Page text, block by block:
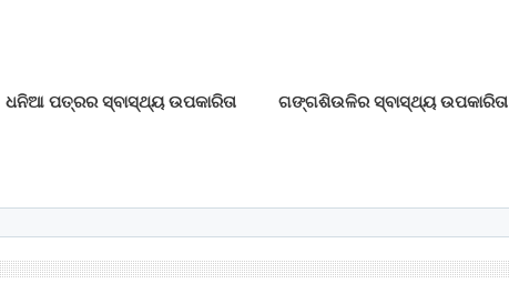
ଧନିଆ ପତ୍ରର ସ୍ବାସ୍ଥ୍ୟ ଉପକାରିତା ଗଙ୍ଗଶିଉଳିର ସ୍ବାସ୍ଥ୍ୟ ଉପକାରିତା